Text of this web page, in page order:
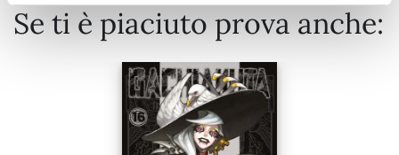
Se ti è piaciuto prova anche: